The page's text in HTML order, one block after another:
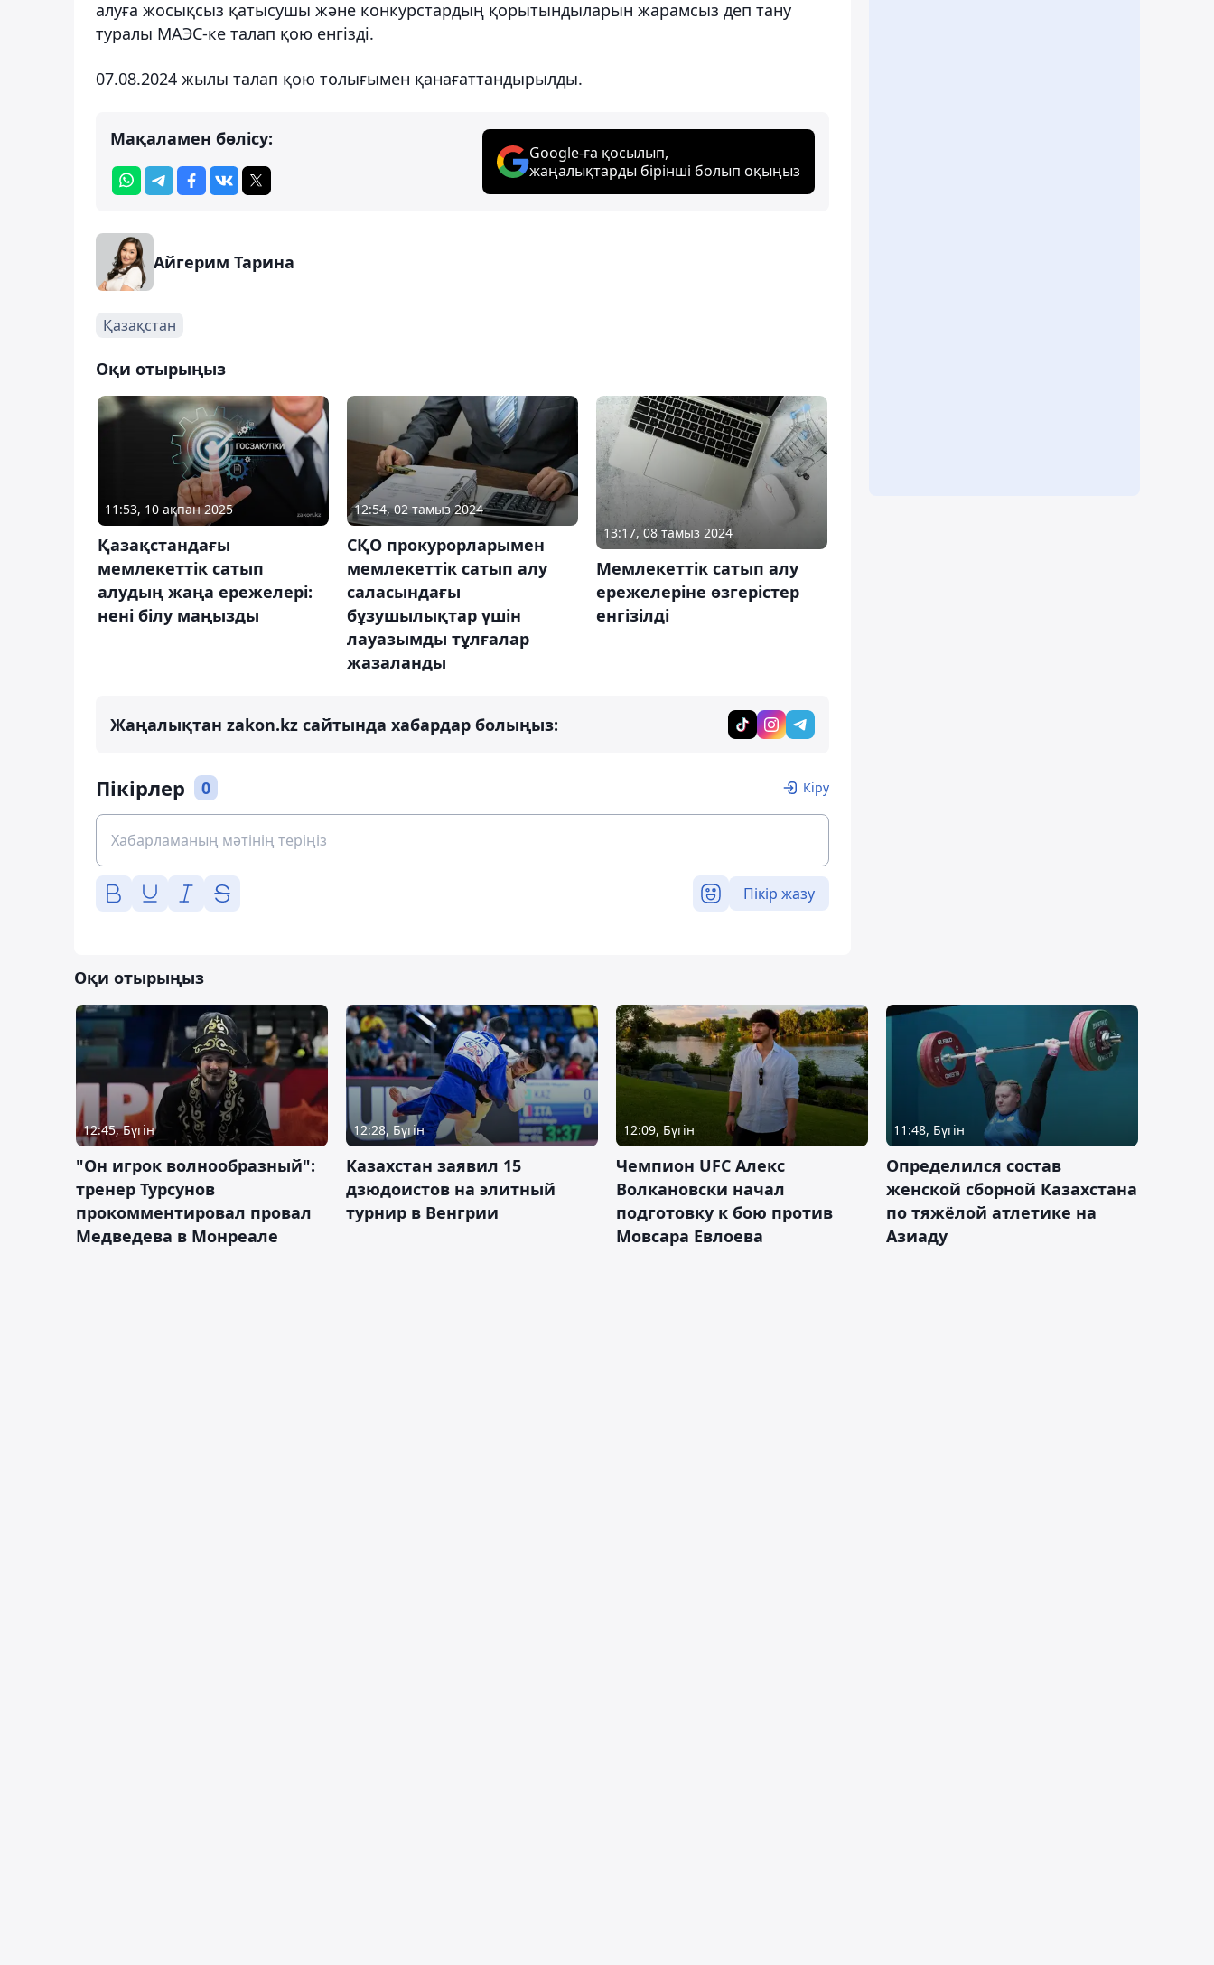
алуға жосықсыз қатысушы және конкурстардың қорытындыларын жарамсыз деп тану
туралы МАЭС-ке талап қою енгізді.
07.08.2024 жылы талап қою толығымен қанағаттандырылды.
Мақаламен бөлісу:
Google-ға қосылып,
жаңалықтарды бірінші болып оқыңыз
Айгерим Тарина
Қазақстан
Оқи отырыңыз
11:53, 10 ақпан 2025
Қазақстандағы
мемлекеттік сатып
алудың жаңа ережелері:
нені білу маңызды
12:54, 02 тамыз 2024
СҚО прокурорларымен
мемлекеттік сатып алу
саласындағы
бұзушылықтар үшін
лауазымды тұлғалар
жазаланды
13:17, 08 тамыз 2024
Мемлекеттік сатып алу
ережелеріне өзгерістер
енгізілді
Жаңалықтан zakon.kz сайтында хабардар болыңыз:
Пікірлер 0 Кіру
Пікір жазу
Оқи отырыңыз
12:45, Бүгін
"Он игрок волнообразный":
тренер Турсунов
прокомментировал провал
Медведева в Монреале
12:28, Бүгін
Казахстан заявил 15
дзюдоистов на элитный
турнир в Венгрии
12:09, Бүгін
Чемпион UFC Алекс
Волкановски начал
подготовку к бою против
Мовсара Евлоева
11:48, Бүгін
Определился состав
женской сборной Казахстана
по тяжёлой атлетике на
Азиаду